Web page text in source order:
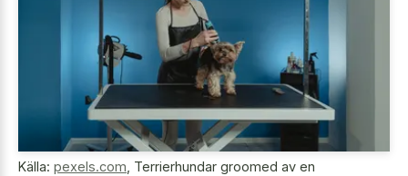
Källa: pexels.com Terrierhundar groomed av en